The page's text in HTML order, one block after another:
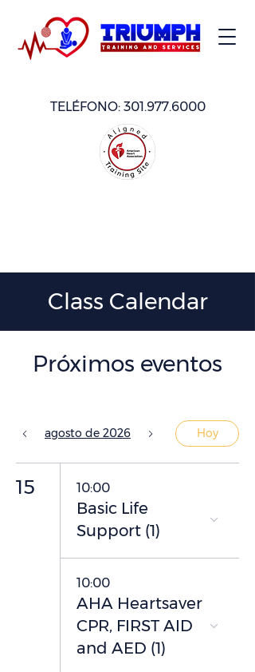
TELÉFONO: 301.977.6000
Class Calendar
Próximos eventos
agosto de 2026 Hoy
15 10:00
Basic Life
Support (1)
10:00
AHA Heartsaver
CPR, FIRST AID
and AED (1)